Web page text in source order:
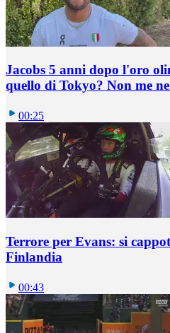
Jacobs 5 anni dopo l'oro
quello di Tokyo? Non me
00:25
Terrore per Evans: si
Finlandia
00:43